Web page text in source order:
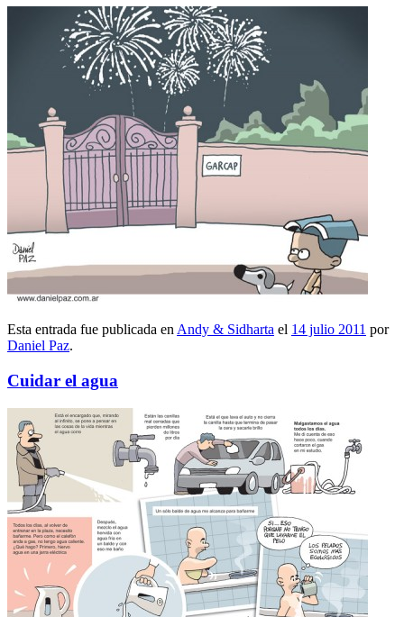
Esta entrada fue publicada en Andy & Sidharta el 14 julio 2011 por
Daniel Paz.
Cuidar el agua